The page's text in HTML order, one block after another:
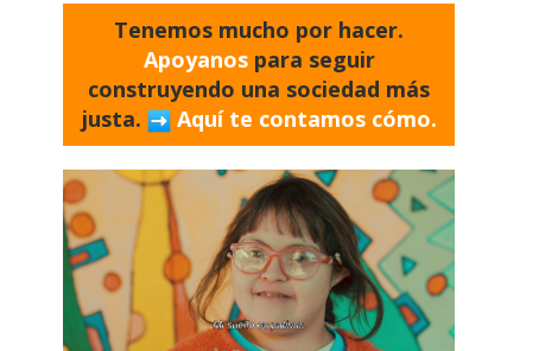
Tenemos mucho por hacer.
Apoyanos para seguir
construyendo una sociedad más
justa.
Aquí te contamos cómo.